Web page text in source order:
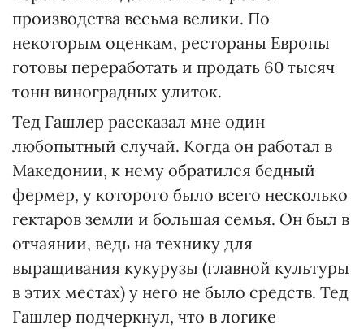
производства весьма велики. По
некоторым оценкам, рестораны Европы
готовы переработать и продать 60 тысяч
тонн виноградных улиток.
Тед Гашлер рассказал мне один
любопытный случай. Когда он работал в
Македонии, к нему обратился бедный
фермер, у которого было всего несколько
гектаров земли и большая семья. Он был в
отчаянии, ведь на технику для
выращивания кукурузы (главной культуры
в этих местах) у него не было средств. Тед
Гашлер подчеркнул, что в логике